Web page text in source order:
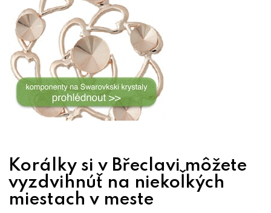
Korálky si v Břeclavi môžete
vyzdvihnúť na niekoľkých
miestach v meste